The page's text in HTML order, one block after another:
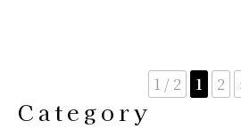
1 / 2 1 2
Category